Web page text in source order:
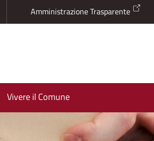
Amministrazione Trasparente
Vivere il Comune